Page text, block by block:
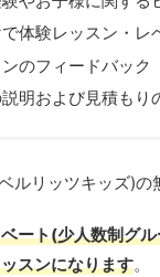
体験レッスン・レ
のフィードバック
明および見積もり
リッツキッズ)の
ート(少人数制グ
スンになります。